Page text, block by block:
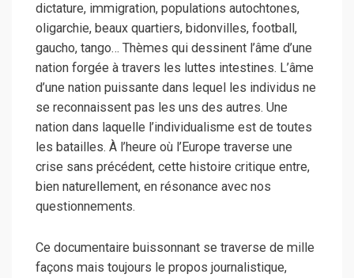
dictature, immigration, populations autochtones,
oligarchie, beaux quartiers, bidonvilles, football,
gaucho, tango… Thèmes qui dessinent l’âme d’une
nation forgée à travers les luttes intestines. L’âme
d’une nation puissante dans lequel les individus ne
se reconnaissent pas les uns des autres. Une
nation dans laquelle l’individualisme est de toutes
les batailles. À l’heure où l’Europe traverse une
crise sans précédent, cette histoire critique entre,
bien naturellement, en résonance avec nos
questionnements.
Ce documentaire buissonnant se traverse de mille
façons mais toujours le propos journalistique,